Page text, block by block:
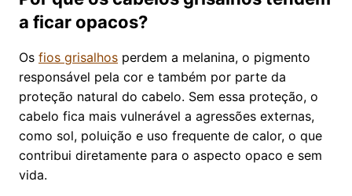
a ficar opacos?
Os fios grisalhos perdem a melanina, o pigmento
responsável pela cor e também por parte da
proteção natural do cabelo. Sem essa proteção, o
cabelo fica mais vulnerável a agressões externas,
como sol, poluição e uso frequente de calor, o que
contribui diretamente para o aspecto opaco e sem
vida.